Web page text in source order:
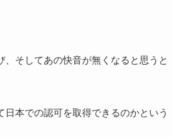
そしてあの快音が無くなると思うと
本での認可を取得できるのかという